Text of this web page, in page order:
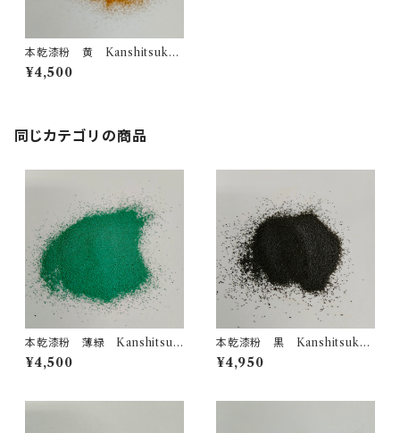
本乾漆粉 黄 Kanshitsuko
Urushi powder Yellow
¥4,500
同じカテゴリの商品
本乾漆粉 薄緑 Kanshitsuk
o Urushi powder Light Gre
en
¥4,500
本乾漆粉 黒 Kanshitsuko
Urushi powder Black
¥4,950